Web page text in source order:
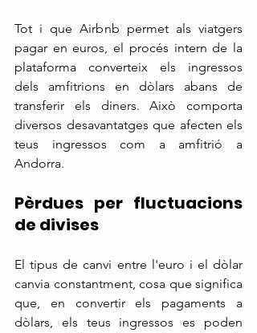
Tot i que Airbnb permet als viatgers
pagar en euros, el procés intern de la
plataforma converteix els ingressos
dels amfitrions en dòlars abans de
transferir els diners. Això comporta
diversos desavantatges que afecten els
teus ingressos com a amfitrió a
Andorra.
Pèrdues per fluctuacions
de divises
El tipus de canvi entre l'euro i el dòlar
canvia constantment, cosa que significa
que, en convertir els pagaments a
dòlars, els teus ingressos es poden